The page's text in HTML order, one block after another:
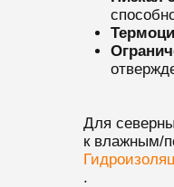
Для
к влажным/
.